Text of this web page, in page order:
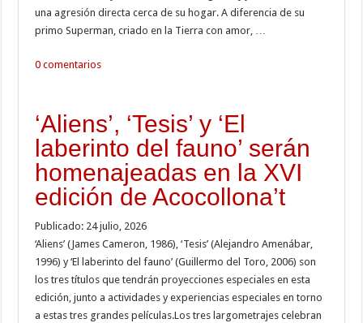
una agresión directa cerca de su hogar. A diferencia de su
primo Superman, criado en la Tierra con amor, …
0 comentarios
‘Aliens’, ‘Tesis’ y ‘El
laberinto del fauno’ serán
homenajeadas en la XVI
edición de Acocollona’t
Publicado: 24 julio, 2026
‘Aliens’ (James Cameron, 1986), ‘Tesis’ (Alejandro Amenábar,
1996) y ‘El laberinto del fauno’ (Guillermo del Toro, 2006) son
los tres títulos que tendrán proyecciones especiales en esta
edición, junto a actividades y experiencias especiales en torno
a estas tres grandes películas.Los tres largometrajes celebran